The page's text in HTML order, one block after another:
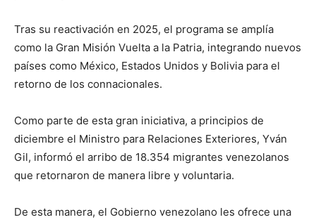
Tras su reactivación en 2025, el programa se amplía
como la Gran Misión Vuelta a la Patria, integrando nuevos
países como México, Estados Unidos y Bolivia para el
retorno de los connacionales.
Como parte de esta gran iniciativa, a principios de
diciembre el Ministro para Relaciones Exteriores, Yván
Gil, informó el arribo de 18.354 migrantes venezolanos
que retornaron de manera libre y voluntaria.
De esta manera, el Gobierno venezolano les ofrece una